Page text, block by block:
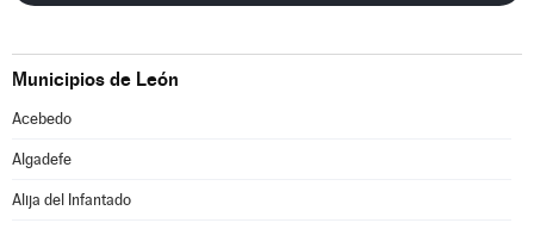
Municipios de León
Acebedo
Algadefe
Alija del Infantado